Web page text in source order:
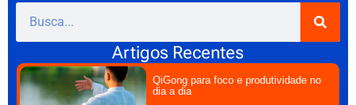
Artigos Recentes
QiGong para foco e produtividade no
dia a dia